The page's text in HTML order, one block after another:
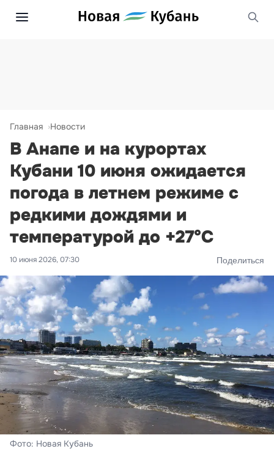
Главная Новости
В Анапе и на курортах
Кубани 10 июня ожидается
погода в летнем режиме с
редкими дождями и
температурой до +27°С
10 июня 2026, 07:30 Поделиться
Фото: Новая Кубань